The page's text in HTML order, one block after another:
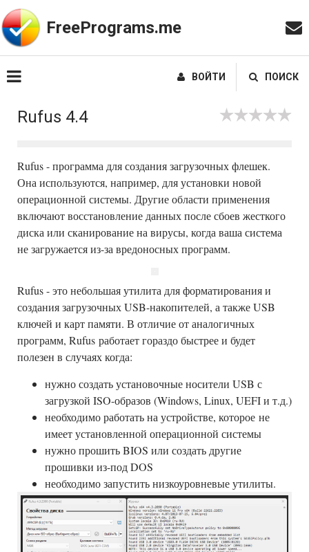
FreePrograms.me
ВОЙТИ ПОИСК
Rufus 4.4
Rufus - программа для создания загрузочных флешек.
Она используются, например, для установки новой
операционной системы. Другие области применения
включают восстановление данных после сбоев жесткого
диска или сканирование на вирусы, когда ваша система
не загружается из-за вредоносных программ.
Rufus - это небольшая утилита для форматирования и
создания загрузочных USB-накопителей, а также USB
ключей и карт памяти. В отличие от аналогичных
программ, Rufus работает гораздо быстрее и будет
полезен в случаях когда:
нужно создать установочные носители USB с
загрузкой ISO-образов (Windows, Linux, UEFI и т.д.)
необходимо работать на устройстве, которое не
имеет установленной операционной системы
нужно прошить BIOS или создать другие
прошивки из-под DOS
необходимо запустить низкоуровневые утилиты.